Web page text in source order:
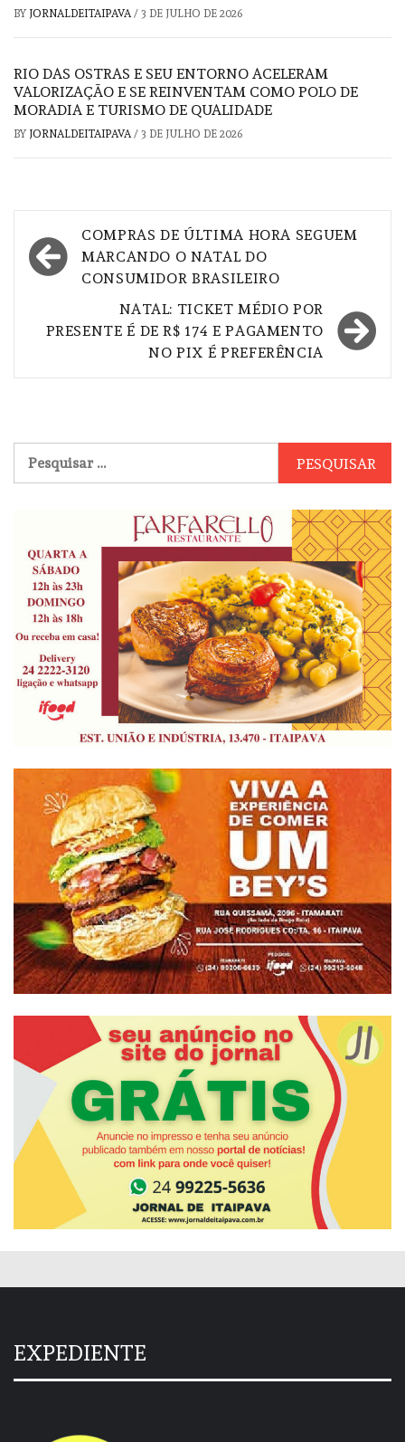
BY JORNALDEITAIPAVA/ 3 DE JULHO DE 2026
RIO DAS OSTRAS E SEU ENTORNO ACELERAM
VALORIZAÇÃO E SE REINVENTAM COMO POLO DE
MORADIA E TURISMO DE QUALIDADE
BY JORNALDEITAIPAVA/ 3 DE JULHO DE 2026
Navegação
de
COMPRAS DE ÚLTIMA HORA SEGUEM
MARCANDO O NATAL DO
CONSUMIDOR BRASILEIRO
NATAL: TICKET MÉDIO POR
PRESENTE É DE R$ 174 E PAGAMENTO
NO PIX É PREFERÊNCIA
EXPEDIENTE